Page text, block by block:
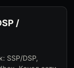
/
SSP/DSP,